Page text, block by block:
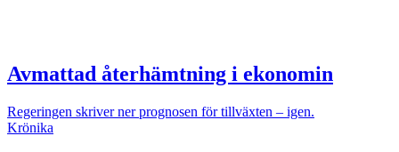
Avmattad återhämtning i ekonomin
Regeringen skriver ner prognosen för tillväxten – igen.
Krönika